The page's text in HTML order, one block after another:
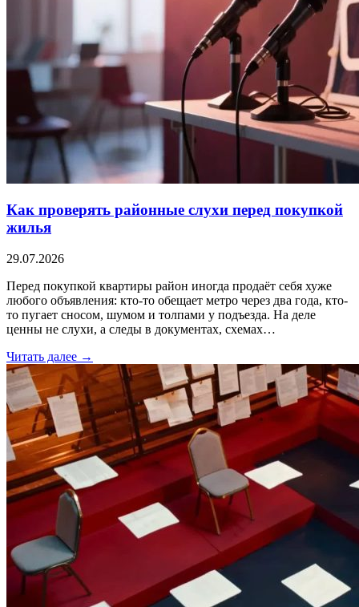
Как проверять районные слухи перед покупкой
жилья
29.07.2026
Перед покупкой квартиры район иногда продаёт себя хуже
любого объявления: кто-то обещает метро через два года, кто-
то пугает сносом, шумом и толпами у подъезда. На деле
ценны не слухи, а следы в документах, схемах…
Читать далее →